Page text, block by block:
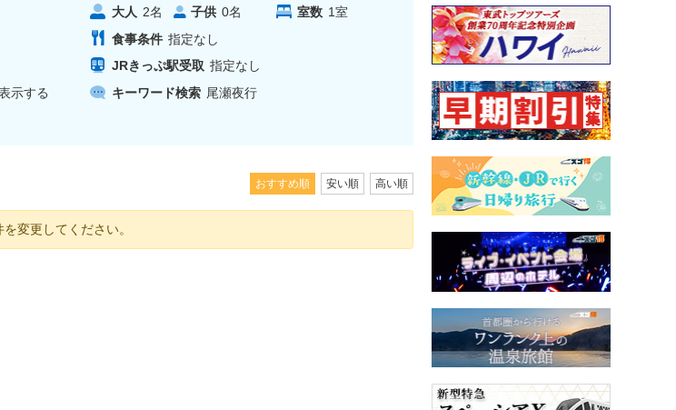
大人 2名 子供 0名 室数 1室
食事条件 指定なし
JRきっぷ駅受取 指定なし
示する キーワード検索 尾瀬夜行
おすすめ順 安い順 高い順
変更してください。